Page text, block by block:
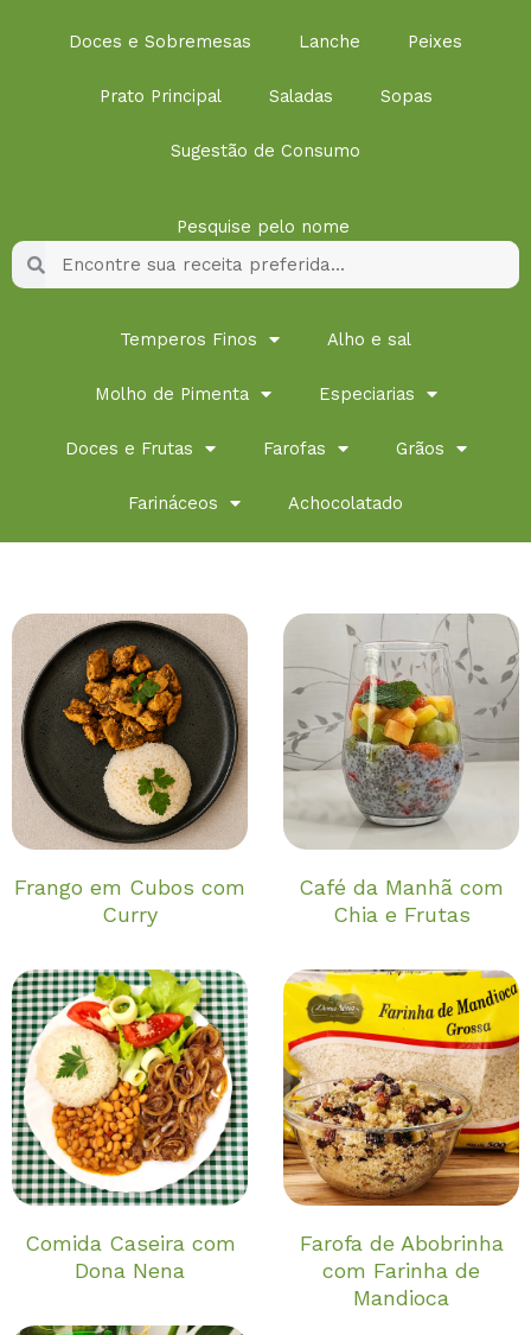
Doces e Sobremesas Lanche Peixes
Prato Principal Saladas Sopas
Sugestão de Consumo
Pesquise pelo nome
Pesquisar
Temperos Finos Alho e sal
Molho de Pimenta Especiarias
Doces e Frutas Farofas Grãos
Farináceos Achocolatado
Frango em Cubos com
Curry
Café da Manhã com
Chia e Frutas
Comida Caseira com
Dona Nena
Farofa de Abobrinha
com Farinha de
Mandioca